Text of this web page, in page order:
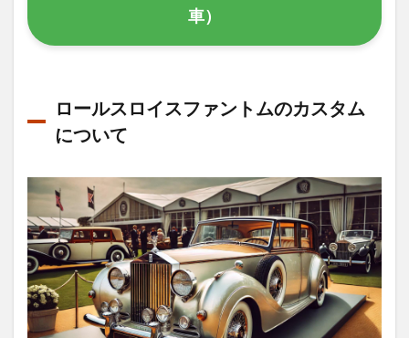
車）
ロールスロイスファントムのカスタム
について